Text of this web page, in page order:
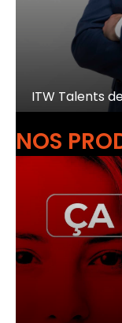
ITW Talents
NOS